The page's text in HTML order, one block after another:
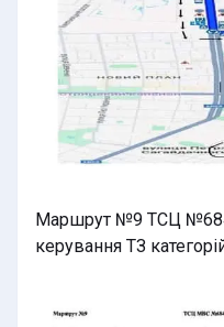
Маршрут №9 ТСЦ
керування ТЗ